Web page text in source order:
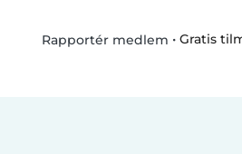
Rapportér medlem • Gratis